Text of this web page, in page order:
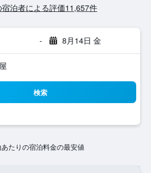
泊者による評価11,657​件
- 8月14日 金
検索
あたりの宿泊料金の最安値